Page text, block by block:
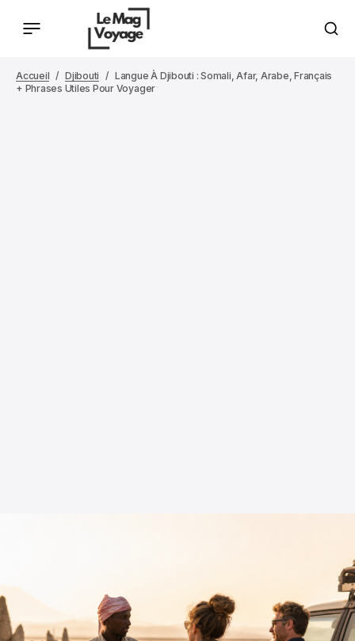
Accueil Djibouti
Langue À Djibouti : Somali, Afar, Arabe, Français
+ Phrases Utiles Pour Voyager